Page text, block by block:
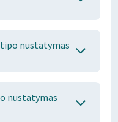
nustatymas
nustatymas